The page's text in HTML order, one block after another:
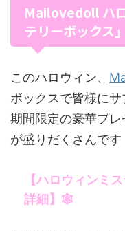
Mailovedoll ハ
テリーボックス
このハロウィン、
ボックスで皆様にサ
期間限定の豪華プ
が盛りだくさんです
【ハロウィンミ
詳細】🕸